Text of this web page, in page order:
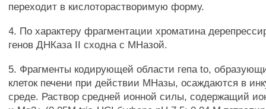
переходит в кислоторастворимую форму.
4. По характеру фрагментации хроматина
генов ДНКаза II сходна с МНазой.
5. Фрагменты кодирующей области гепа to,
клеток печени при действии МНазы, осаждаются в
среде. Раствор средней ионной силы, содержащий